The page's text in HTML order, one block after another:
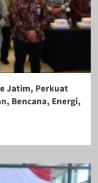
Jatim, Perkuat
Bencana, Energi,